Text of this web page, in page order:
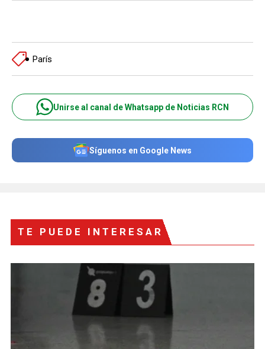
París
Unirse al canal de Whatsapp de Noticias RCN
Síguenos en Google News
TE PUEDE INTERESAR